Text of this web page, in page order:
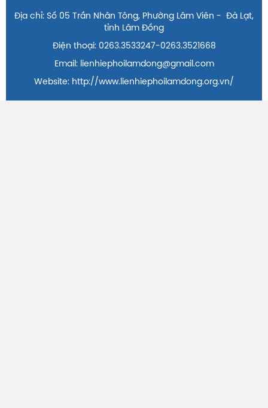
Địa chỉ: Số 05 Trần Nhân Tông, Phường Lâm Viên - Đà Lạt,
tỉnh Lâm Đồng
Điện thoại: 0263.3533247-0263.3521668
Email: lienhiephoilamdong@gmail.com
Website: http://www.lienhiephoilamdong.org.vn/